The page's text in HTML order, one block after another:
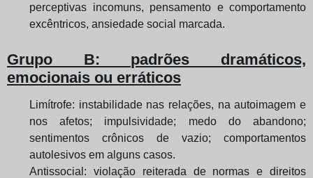
perceptivas incomuns, pensamento e comportamento
excêntricos, ansiedade social marcada.
Grupo B: padrões dramáticos,
emocionais ou erráticos
Limítrofe: instabilidade nas relações, na autoimagem e
nos afetos; impulsividade; medo do abandono;
sentimentos crônicos de vazio; comportamentos
autolesivos em alguns casos.
Antissocial: violação reiterada de normas e direitos